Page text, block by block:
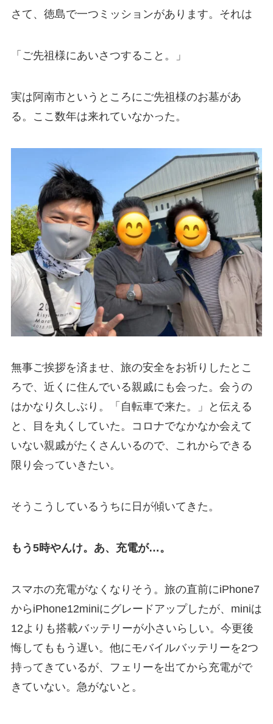
さて、徳島で一つミッションがあります。それは
「ご先祖様にあいさつすること。」
実は阿南市というところにご先祖様のお墓があ
る。ここ数年は来れていなかった。
無事ご挨拶を済ませ、旅の安全をお祈りしたとこ
ろで、近くに住んでいる親戚にも会った。会うの
はかなり久しぶり。「自転車で来た。」と伝える
と、目を丸くしていた。コロナでなかなか会えて
いない親戚がたくさんいるので、これからできる
限り会っていきたい。
そうこうしているうちに日が傾いてきた。
もう5時やんけ。あ、充電が…。
スマホの充電がなくなりそう。旅の直前にiPhone7
からiPhone12miniにグレードアップしたが、miniは
12よりも搭載バッテリーが小さいらしい。今更後
悔してももう遅い。他にモバイルバッテリーを2つ
持ってきているが、フェリーを出てから充電がで
きていない。急がないと。